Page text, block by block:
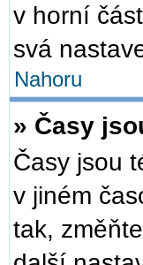
v horní
svá
Nahoru
» Časy
Časy jsou
v jiném
tak,